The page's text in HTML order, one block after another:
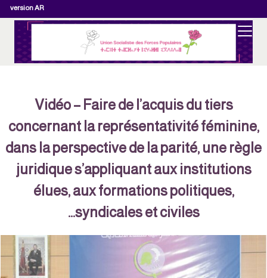
version AR
Vidéo – Faire de l’acquis du tiers
concernant la représentativité féminine,
dans la perspective de la parité, une règle
juridique s’appliquant aux institutions
élues, aux formations politiques,
syndicales et civiles…